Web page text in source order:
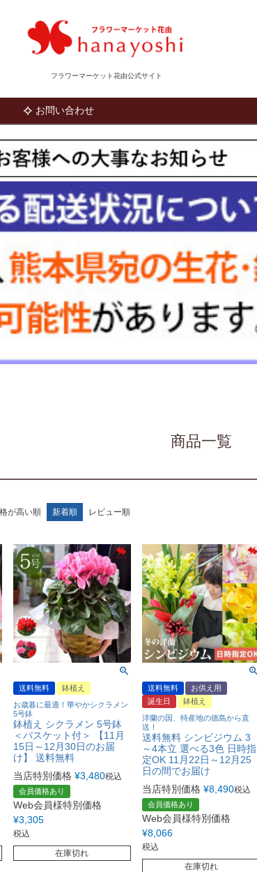
フラワーマーケット花由公式サイト
お問い合わせ
商品一覧
が高い順 新着順 レビュー順
送料無料
鉢植え
お歳暮に最適！華やかシクラメン
5号鉢
鉢植え シクラメン 5号鉢
＜バスケット付＞ 【11月
15日～12月30日のお届
け】 送料無料
当店特別価格 ¥3,480税込
会員価格あり
Web会員様特別価格
¥3,305
税込
在庫切れ
送料無料
お供え用
誕生日
鉢植え
洋蘭の国、特産地の徳島から直
送！
送料無料 シンビジウム 3
～4本立 選べる3色 日時指
定OK 11月22日～12月25
日の間でお届け
当店特別価格 ¥8,490税込
会員価格あり
Web会員様特別価格
¥8,066
税込
在庫切れ